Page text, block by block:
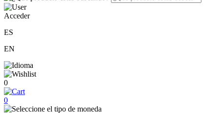
Acceder
ES
EN
0
0